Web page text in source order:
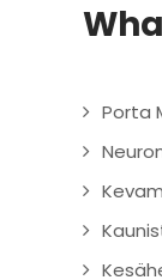
Porta